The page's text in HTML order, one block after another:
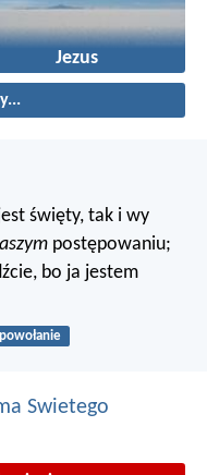
Jezus
święty, tak i wy
postępowaniu;
bo ja jestem
powołanie
Swietego